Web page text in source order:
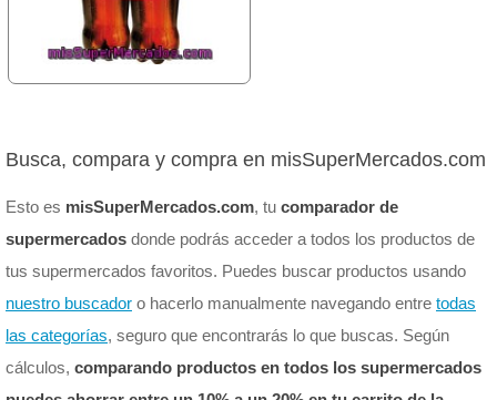
Busca, compara y compra en misSuperMercados.com
Esto es misSuperMercados.com, tu comparador de
supermercados donde podrás acceder a todos los productos de
tus supermercados favoritos. Puedes buscar productos usando
nuestro buscador o hacerlo manualmente navegando entre todas
las categorías, seguro que encontrarás lo que buscas. Según
cálculos, comparando productos en todos los supermercados